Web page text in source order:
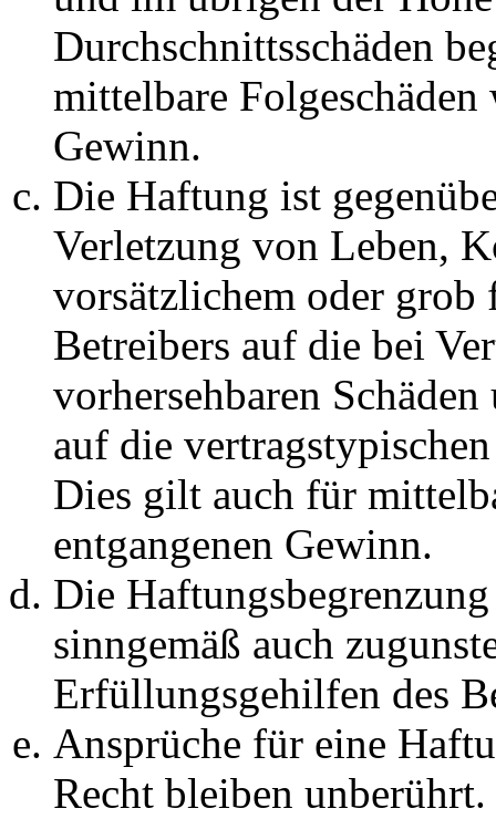
Durchschnittsschäden
mittelbare Folgeschäden
Gewinn.
Die Haftung ist
Verletzung von Leben,
vorsätzlichem oder grob
Betreibers auf die bei
vorhersehbaren
auf die
Dies gilt auch für
entgangenen Gewinn.
Die
sinngemäß auch
Erfüllungsgehilfen des
Ansprüche für eine
Recht bleiben unberührt.